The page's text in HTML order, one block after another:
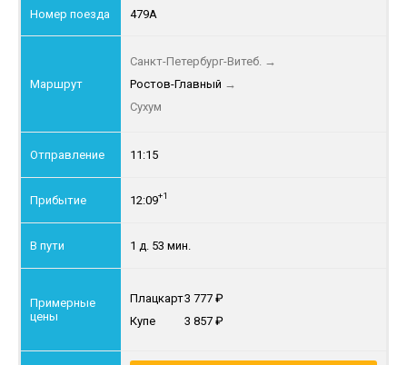
479А
Санкт-Петербург-Витеб. →
Ростов-Главный →
Сухум
11:15
12:09+1
1 д. 53 мин.
Плацкарт3 777
Купе
3 857